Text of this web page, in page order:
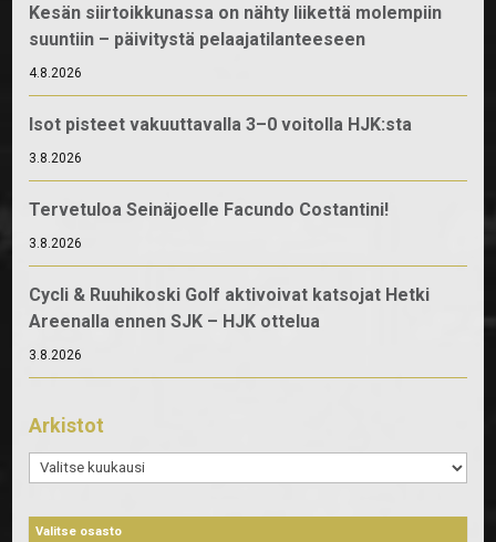
Kesän siirtoikkunassa on nähty liikettä molempiin
suuntiin – päivitystä pelaajatilanteeseen
4.8.2026
Isot pisteet vakuuttavalla 3–0 voitolla HJK:sta
3.8.2026
Tervetuloa Seinäjoelle Facundo Costantini!
3.8.2026
Cycli & Ruuhikoski Golf aktivoivat katsojat Hetki
Areenalla ennen SJK – HJK ottelua
3.8.2026
Arkistot
Arkistot